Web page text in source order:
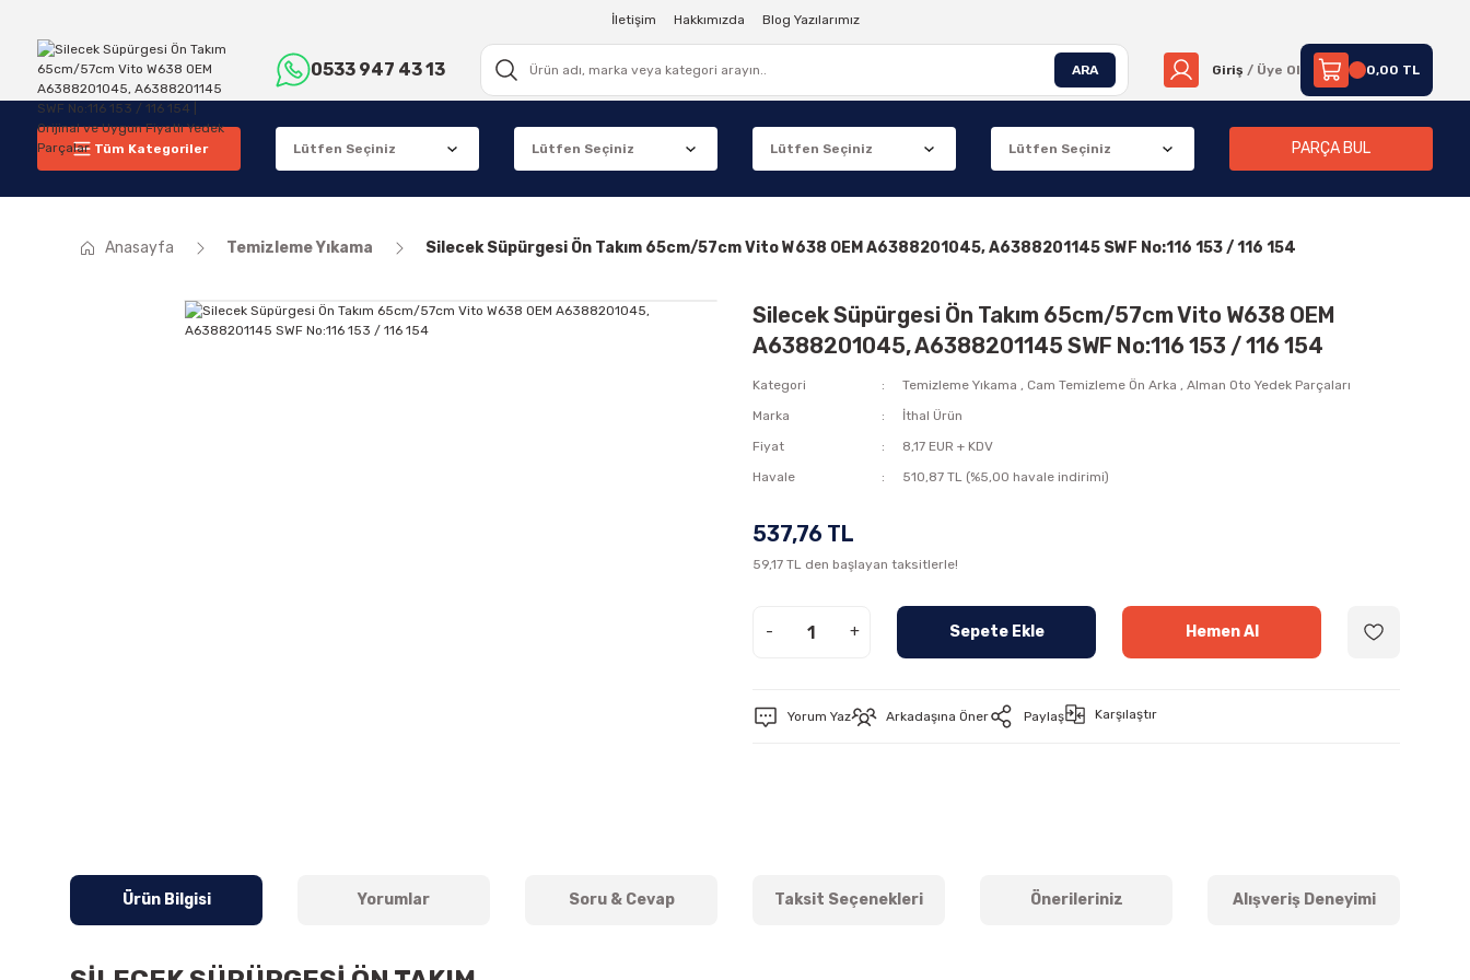
İletişim Hakkımızda Blog Yazılarımız
0533 947 43 13 ARA Giriş / Üye Ol 0,00 TL
Tüm Kategoriler PARÇA BUL
Anasayfa Temizleme Yıkama Silecek Süpürgesi Ön Takım 65cm/57cm Vito W638 OEM A6388201045, A6388201145 SWF No:116 153 / 116 154
Silecek Süpürgesi Ön Takım 65cm/57cm Vito W638 OEM
A6388201045, A6388201145 SWF No:116 153 / 116 154
Kategori Temizleme Yıkama , Cam Temizleme Ön Arka ,Alman Oto Yedek Parçaları
Marka
İthal Ürün
Fiyat
8,17 EUR + KDV
Havale
510,87 TL (%5,00 havale indirimi)
537,76 TL
59,17 TL den başlayan taksitlerle!
- + Sepete Ekle Hemen Al
Yorum Yaz Arkadaşına Öner Paylaş Karşılaştır
Ürün Bilgisi Yorumlar Soru & Cevap Taksit Seçenekleri Önerileriniz Alışveriş Deneyimi